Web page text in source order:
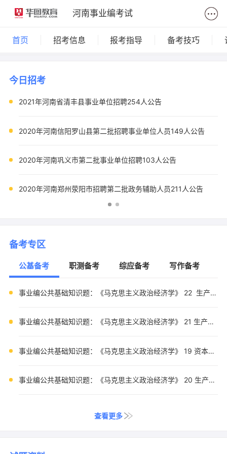
河南事业编考试
首页 招考信息 报考指导 备考技巧
今日招考
2021年河南省清丰县事业单位招聘254人公告
2020年河南信阳罗山县第二批招聘事业单位人员149人公告
2020年河南巩义市第二批事业单位招聘103人公告
2020年河南郑州荥阳市招聘第二批政务辅助人员211人公告
备考专区
公基备考 职测备考 综应备考 写作备考
事业编公共基础知识题：《马克思主义政治经济学》 22 生产、消费、劳动生产率
事业编公共基础知识题：《马克思主义政治经济学》 21 生产、消费、劳动生产率
事业编公共基础知识题：《马克思主义政治经济学》 19 资本和资本主义
事业编公共基础知识题：《马克思主义政治经济学》 20 生产、消费、劳动生产率
查看更多